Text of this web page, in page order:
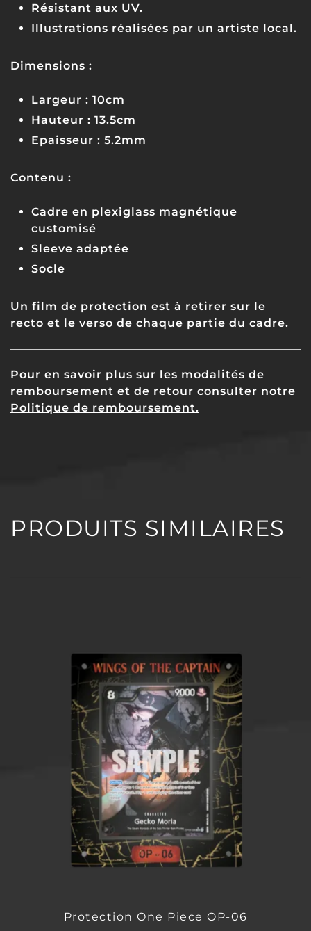
Résistant aux UV.
Illustrations réalisées par un artiste local.
Dimensions :
Largeur : 10cm
Hauteur : 13.5cm
Epaisseur : 5.2mm
Contenu :
Cadre en plexiglass magnétique
customisé
Sleeve adaptée
Socle
Un film de protection est à retirer sur le
recto et le verso de chaque partie du cadre.
Pour en savoir plus sur les modalités de
remboursement et de retour consulter notre
Politique de remboursement.
PRODUITS SIMILAIRES
Protection One Piece OP-06